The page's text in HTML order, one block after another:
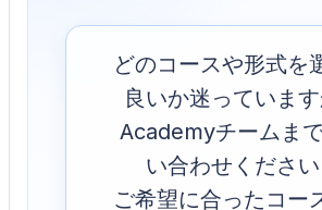
どのコースや形式を
良いか迷っています
Academyチームま
い合わせください
ご希望に合ったコー